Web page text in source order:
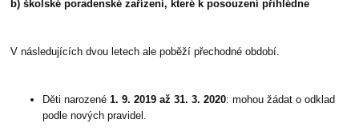
b) školské poradenské zařízení, které k posouzení přihlédne
V následujících dvou letech ale poběží přechodné období.
Děti narozené1. 9. 2019 až 31. 3. 2020: mohou žádat o odklad
podle nových pravidel.